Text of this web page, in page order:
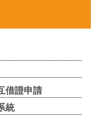
借證申請
統